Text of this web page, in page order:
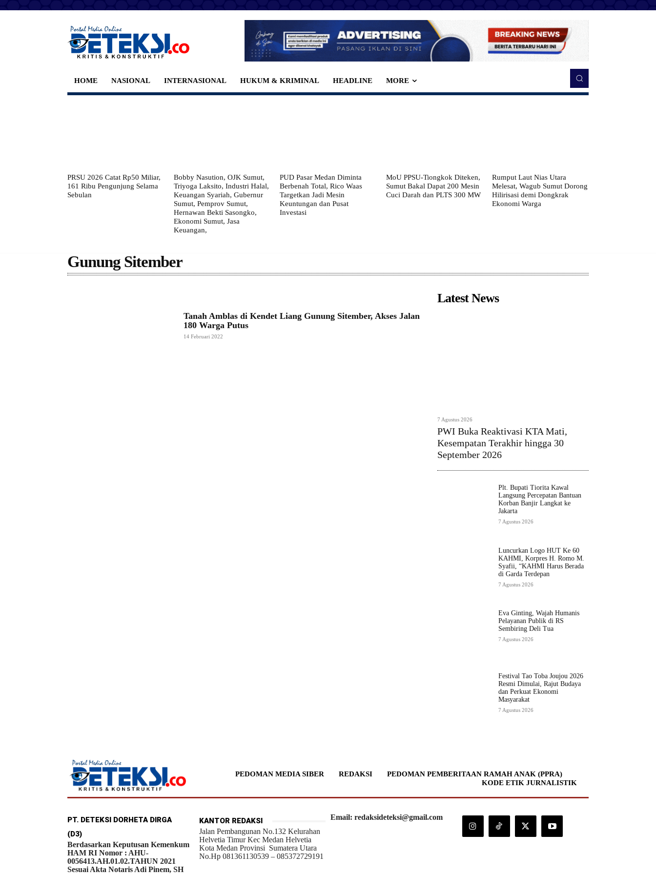
HOME NASIONAL INTERNASIONAL HUKUM & KRIMINAL HEADLINE MORE
PRSU 2026 Catat Rp50 Miliar,
161 Ribu Pengunjung Selama
Sebulan
Bobby Nasution, OJK Sumut,
Triyoga Laksito, Industri Halal,
Keuangan Syariah, Gubernur
Sumut, Pemprov Sumut,
Hernawan Bekti Sasongko,
Ekonomi Sumut, Jasa
Keuangan,
PUD Pasar Medan Diminta
Berbenah Total, Rico Waas
Targetkan Jadi Mesin
Keuntungan dan Pusat
Investasi
MoU PPSU-Tiongkok Diteken,
Sumut Bakal Dapat 200 Mesin
Cuci Darah dan PLTS 300 MW
Rumput Laut Nias Utara
Melesat, Wagub Sumut Dorong
Hilirisasi demi Dongkrak
Ekonomi Warga
Gunung Sitember
Tanah Amblas di Kendet Liang Gunung Sitember, Akses Jalan
180 Warga Putus
14 Februari 2022
Latest News
7 Agustus 2026
PWI Buka Reaktivasi KTA Mati,
Kesempatan Terakhir hingga 30
September 2026
Plt. Bupati Tiorita Kawal
Langsung Percepatan Bantuan
Korban Banjir Langkat ke
Jakarta
7 Agustus 2026
Luncurkan Logo HUT Ke 60
KAHMI, Korpres H. Romo M.
Syafii, “KAHMI Harus Berada
di Garda Terdepan
7 Agustus 2026
Eva Ginting, Wajah Humanis
Pelayanan Publik di RS
Sembiring Deli Tua
7 Agustus 2026
Festival Tao Toba Joujou 2026
Resmi Dimulai, Rajut Budaya
dan Perkuat Ekonomi
Masyarakat
7 Agustus 2026
PEDOMAN MEDIA SIBER REDAKSI
PEDOMAN PEMBERITAAN RAMAH ANAK (PPRA)
KODE ETIK JURNALISTIK
PT. DETEKSI DORHETA DIRGA
(D3)
Berdasarkan Keputusan Kemenkum
HAM RI Nomor : AHU-
0056413.AH.01.02.TAHUN 2021
Sesuai Akta Notaris Adi Pinem, SH
KANTOR REDAKSI
Jalan Pembangunan No.132 Kelurahan
Helvetia Timur Kec Medan Helvetia
Kota Medan Provinsi Sumatera Utara
No.Hp 081361130539 – 085372729191
Email: redaksideteksi@gmail.com